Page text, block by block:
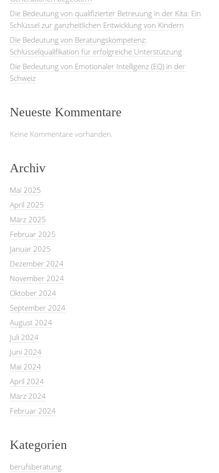
Die Bedeutung von qualifizierter Betreuung in der Kita: Ein
Schlüssel zur ganzheitlichen Entwicklung von Kindern
Die Bedeutung von Beratungskompetenz:
Schlüsselqualifikation für erfolgreiche Unterstützung
Die Bedeutung von Emotionaler Intelligenz (EQ) in der
Schweiz
Neueste Kommentare
Keine Kommentare vorhanden.
Archiv
Mai 2025
April 2025
März 2025
Februar 2025
Januar 2025
Dezember 2024
November 2024
Oktober 2024
September 2024
August 2024
Juli 2024
Juni 2024
Mai 2024
April 2024
März 2024
Februar 2024
Kategorien
berufsberatung